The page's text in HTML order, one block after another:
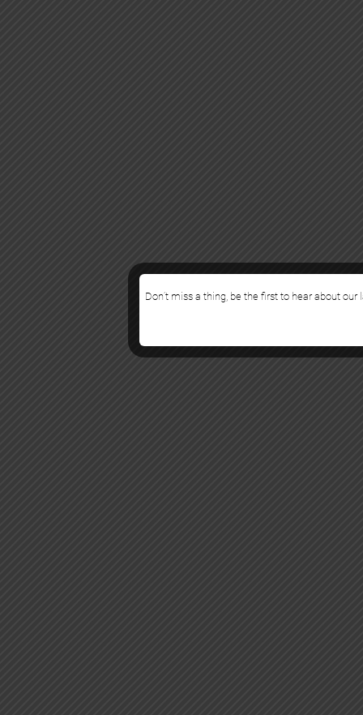
Don’t miss a thing, be the first to hear about